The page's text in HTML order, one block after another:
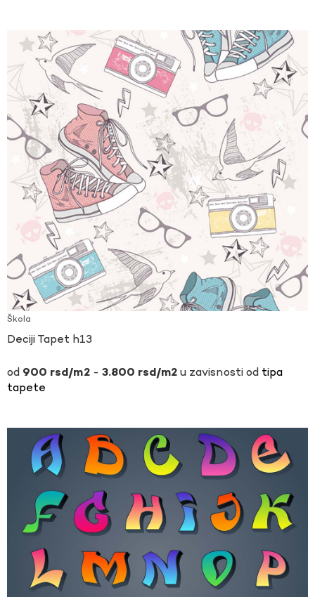
Škola
Deciji Tapet h13
900 rsd - 3.800 rsd u zavisnosti od tipa
tapete